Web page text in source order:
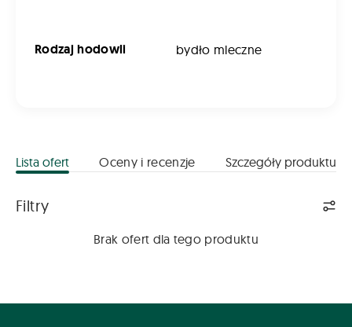
Rodzaj hodowli bydło mleczne
Lista ofert Oceny i recenzje Szczegóły produktu
Filtry
Brak ofert dla tego produktu